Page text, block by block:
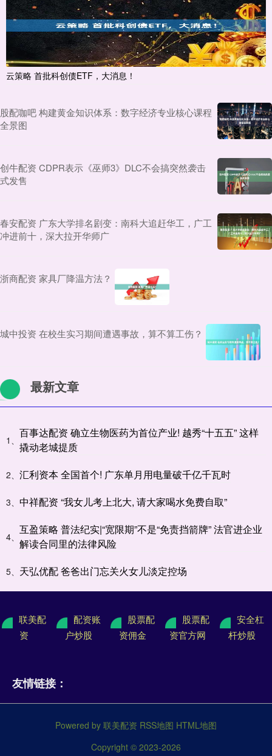
云策略 首批科创债ETF，大消息！
股配咖吧 构建黄金知识体系：数字经济专业核心课程
全景图
创牛配资 CDPR表示《巫师3》DLC不会搞突然袭击
式发售
春安配资 广东大学排名剧变：南科大追赶华工，广工
冲进前十，深大拉开华师广
浙商配资 家具厂降温方法？
城中投资 在校生实习期间遭遇事故，算不算工伤？
最新文章
1、
百事达配资 确立生物医药为首位产业! 越秀“十五五” 这样
撬动老城提质
2、 汇利资本 全国首个! 广东单月用电量破千亿千瓦时
3、 中祥配资 “我女儿考上北大, 请大家喝水免费自取”
4、
互盈策略 普法纪实|“宽限期”不是“免责挡箭牌” 法官进企业
解读合同里的法律风险
5、 天弘优配 爸爸出门忘关火女儿淡定控场
联美配
资
配资账
户炒股
股票配
资佣金
股票配
资官方网
安全杠
杆炒股
友情链接：
Powered by 联美配资 RSS地图 HTML地图
Copyright © 2023-2026